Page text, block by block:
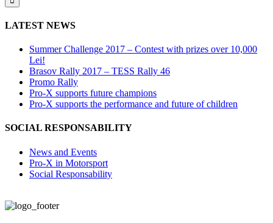
LATEST NEWS
Summer Challenge 2017 – Contest with prizes over 10,000
Lei!
Brasov Rally 2017 – TESS Rally 46
Promo Rally
Pro-X supports future champions
Pro-X supports the performance and future of children
SOCIAL RESPONSABILITY
News and Events
Pro-X in Motorsport
Social Responsability